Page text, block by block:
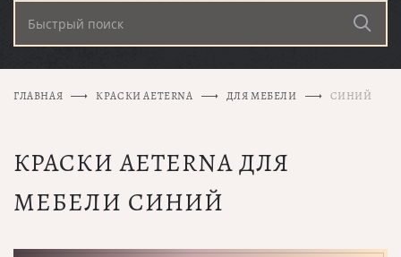
ГЛАВНАЯ КРАСКИ AETERNA ДЛЯ МЕБЕЛИ СИНИЙ
КРАСКИ AETERNA ДЛЯ
МЕБЕЛИ СИНИЙ